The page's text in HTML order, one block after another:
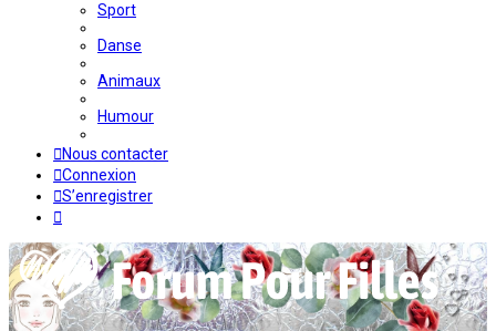
Sport
Danse
Animaux
Humour
Nous contacter
Connexion
S’enregistrer